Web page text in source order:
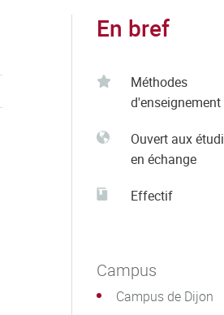
En bref
Méthodes
d'enseignement
Ouvert aux
en échange
Effectif
Campus
Campus de Dijon